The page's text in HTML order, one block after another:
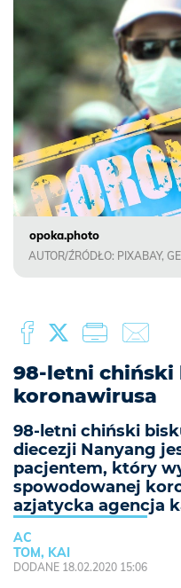
opoka.photo
AUTOR/ŹRÓDŁO: PIXABAY,
98-letni chiński
koronawirusa
98-letni chiński
diecezji Nanyang
pacjentem, który
spowodowanej
azjatycka agencja
AC
TOM, KAI
DODANE 18.02.2020 15:06